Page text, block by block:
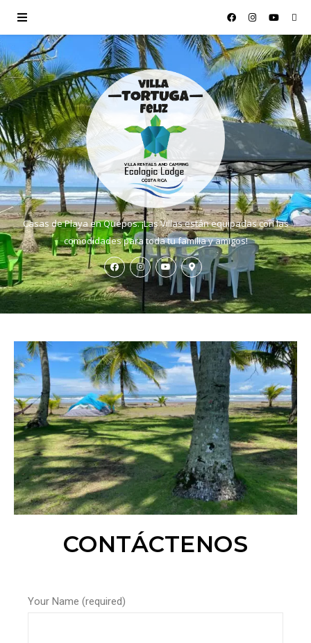
Casas de Playa en Quepos. ¡Las Villas están equipadas con las
comodidades para toda tu familia y amigos!
CONTÁCTENOS
Your Name (required)